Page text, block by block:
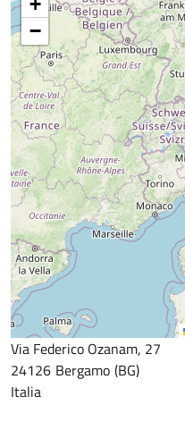
−
Via Federico Ozanam, 27
24126 Bergamo BG
Italia